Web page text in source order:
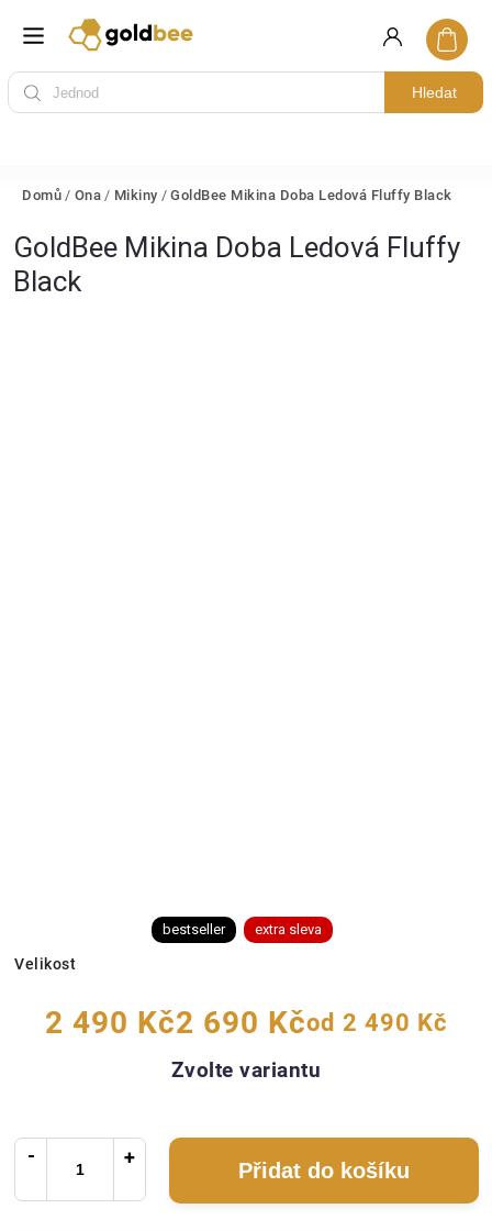
Hledat
Domů / Ona / Mikiny / GoldBee Mikina Doba Ledová Fluffy Black
GoldBee Mikina Doba Ledová Fluffy
Black
bestseller extra sleva
Velikost
2 490 Kč2 690 Kčod 2 490 Kč
Zvolte variantu
Přidat do košíku